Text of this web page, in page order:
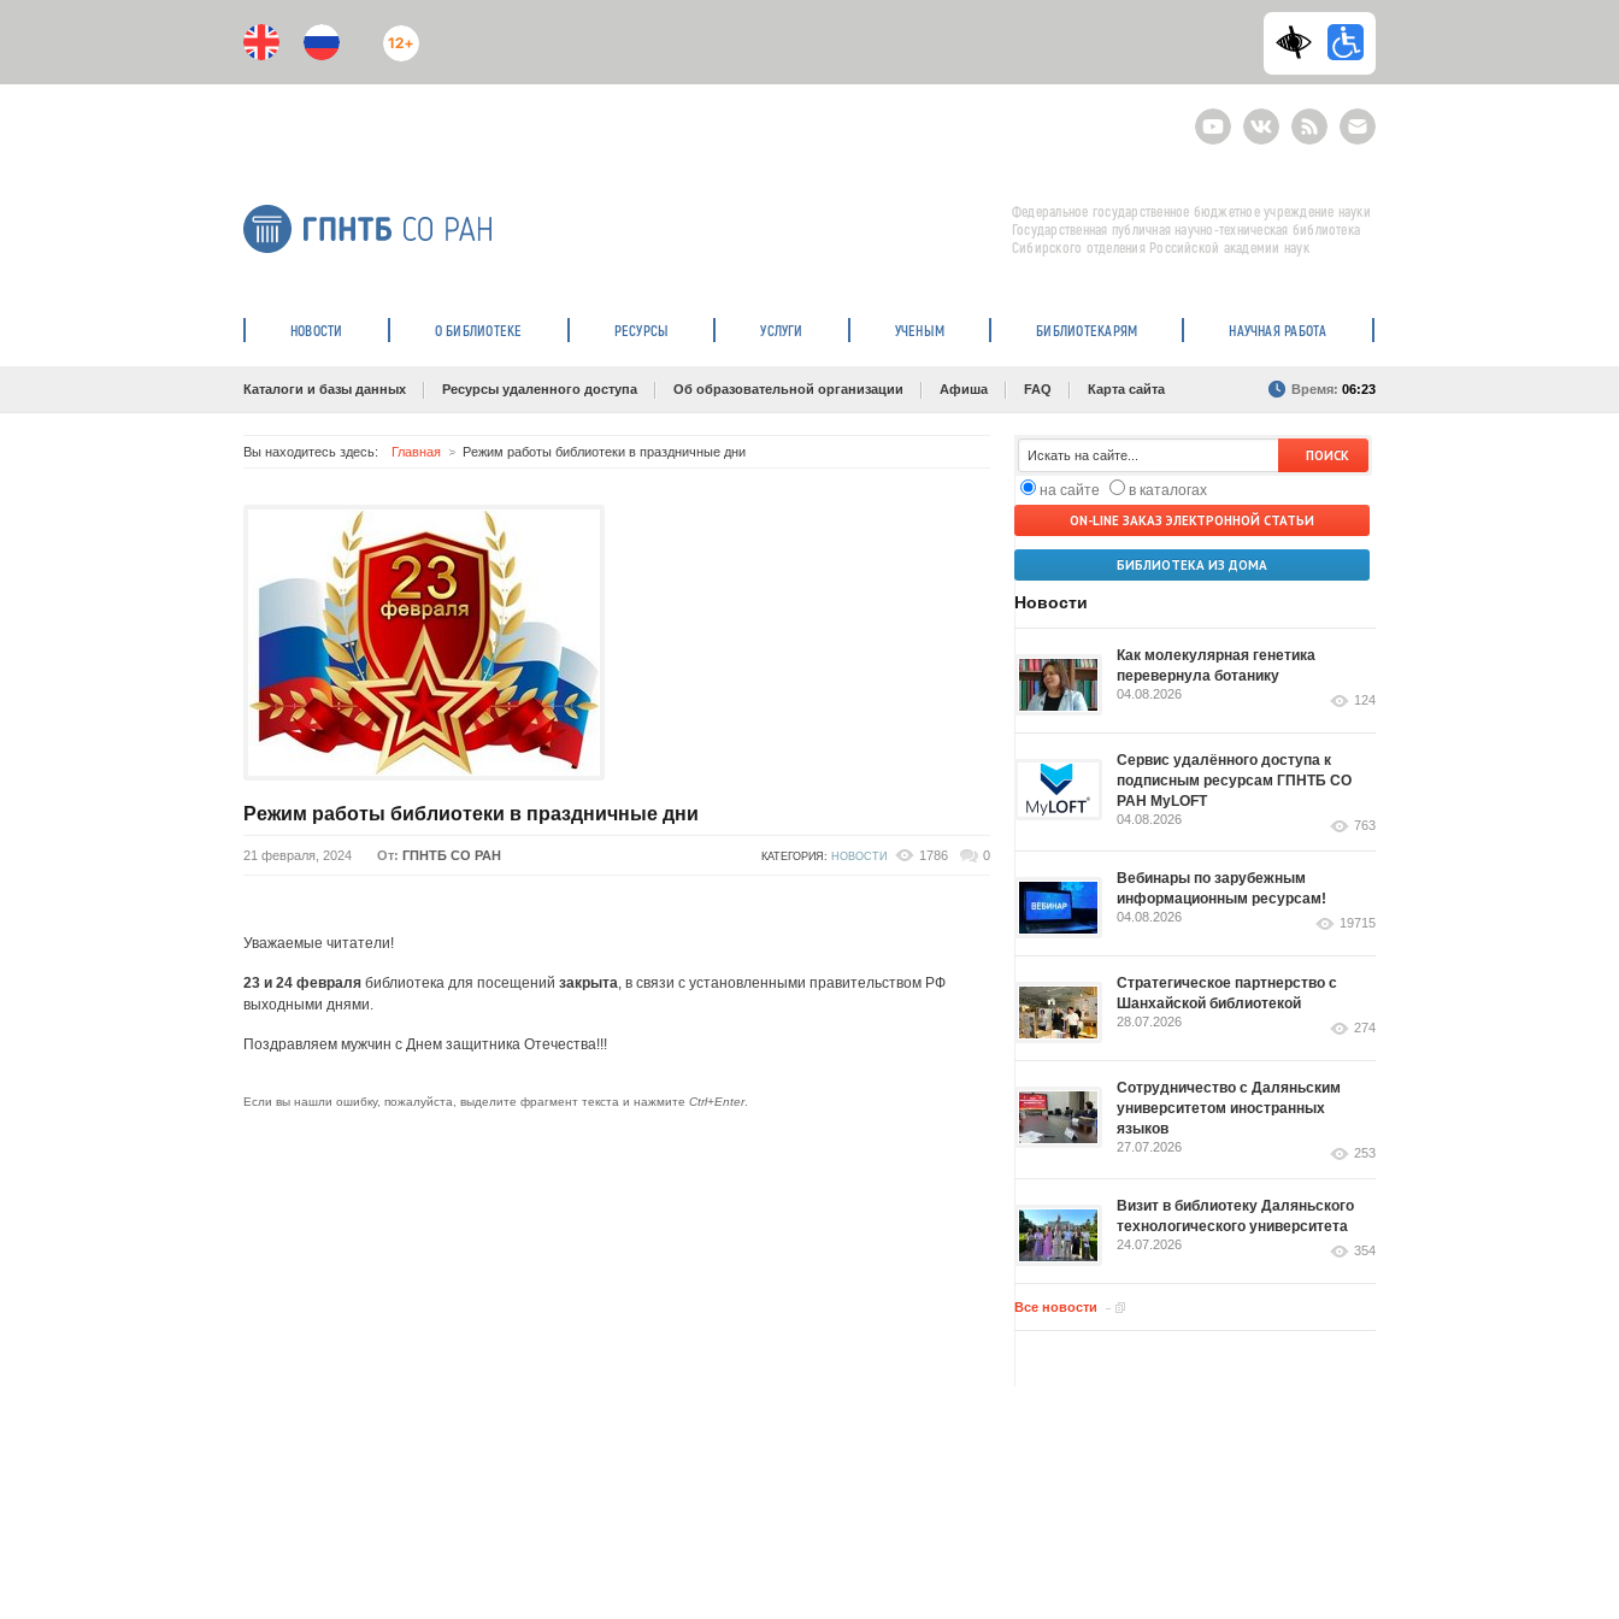
12+
YoutubeВКонтактеRSS
E-
mail
подписка
Федеральное государственное бюджетное учреждение науки
Государственная публичная научно-техническая библиотека
Сибирского отделения Российской академии наук
НОВОСТИ О БИБЛИОТЕКЕ РЕСУРСЫ УСЛУГИ УЧЕНЫМ БИБЛИОТЕКАРЯМ НАУЧНАЯ РАБОТА
Каталоги и базы данных Ресурсы удаленного доступа Об образовательной организации Афиша FAQ Карта сайта Время: 06:23
Вы находитесь здесь: Главная Режим работы библиотеки в праздничные дни
Режим работы библиотеки в праздничные дни
21 февраля, 2024 От: ГПНТБ СО РАН КАТЕГОРИЯ: НОВОСТИ 1786 0
Уважаемые читатели!
23 и 24 февраля библиотека для посещений закрыта, в связи с установленными правительством РФ
выходными днями.
Поздравляем мужчин с Днем защитника Отечества!!!
Если вы нашли ошибку, пожалуйста, выделите фрагмент текста и нажмите Ctrl+Enter.
на сайте
в каталогах
ON-LINE ЗАКАЗ ЭЛЕКТРОННОЙ СТАТЬИ
БИБЛИОТЕКА ИЗ ДОМА
Новости
Как молекулярная генетика
перевернула ботанику
04.08.2026 124
Сервис удалённого доступа к
подписным ресурсам ГПНТБ СО
РАН MyLOFT
04.08.2026 763
Вебинары по зарубежным
информационным ресурсам!
04.08.2026 19715
Стратегическое партнерство с
Шанхайской библиотекой
28.07.2026 274
Сотрудничество с Даляньским
университетом иностранных
языков
27.07.2026 253
Визит в библиотеку Даляньского
технологического университета
24.07.2026 354
Все новости